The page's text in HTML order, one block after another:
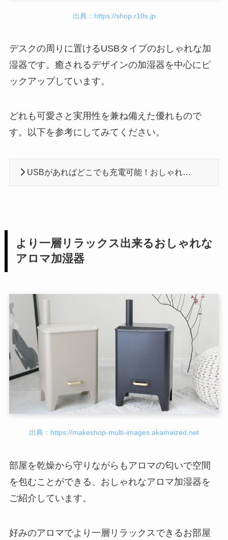
出典：https://shop.r10s.jp
デスクの周りに置けるUSBタイプのおしゃれな加
湿器です。癒されるデザインの加湿器を中心にピ
ックアップしています。
どれも可愛さと実用性を兼ね備えた優れもので
す。以下を参考にしてみてください。
USBがあればどこでも充電可能！おしゃれな卓上加湿器おすすめ10選
より一層リラックス出来るおしゃれな
アロマ加湿器
出典：https://makeshop-multi-images.akamaized.net
部屋を乾燥から守りながらもアロマの匂いで空間
を包むことができる、おしゃれなアロマ加湿器を
ご紹介しています。
好みのアロマでより一層リラックスできるお部屋